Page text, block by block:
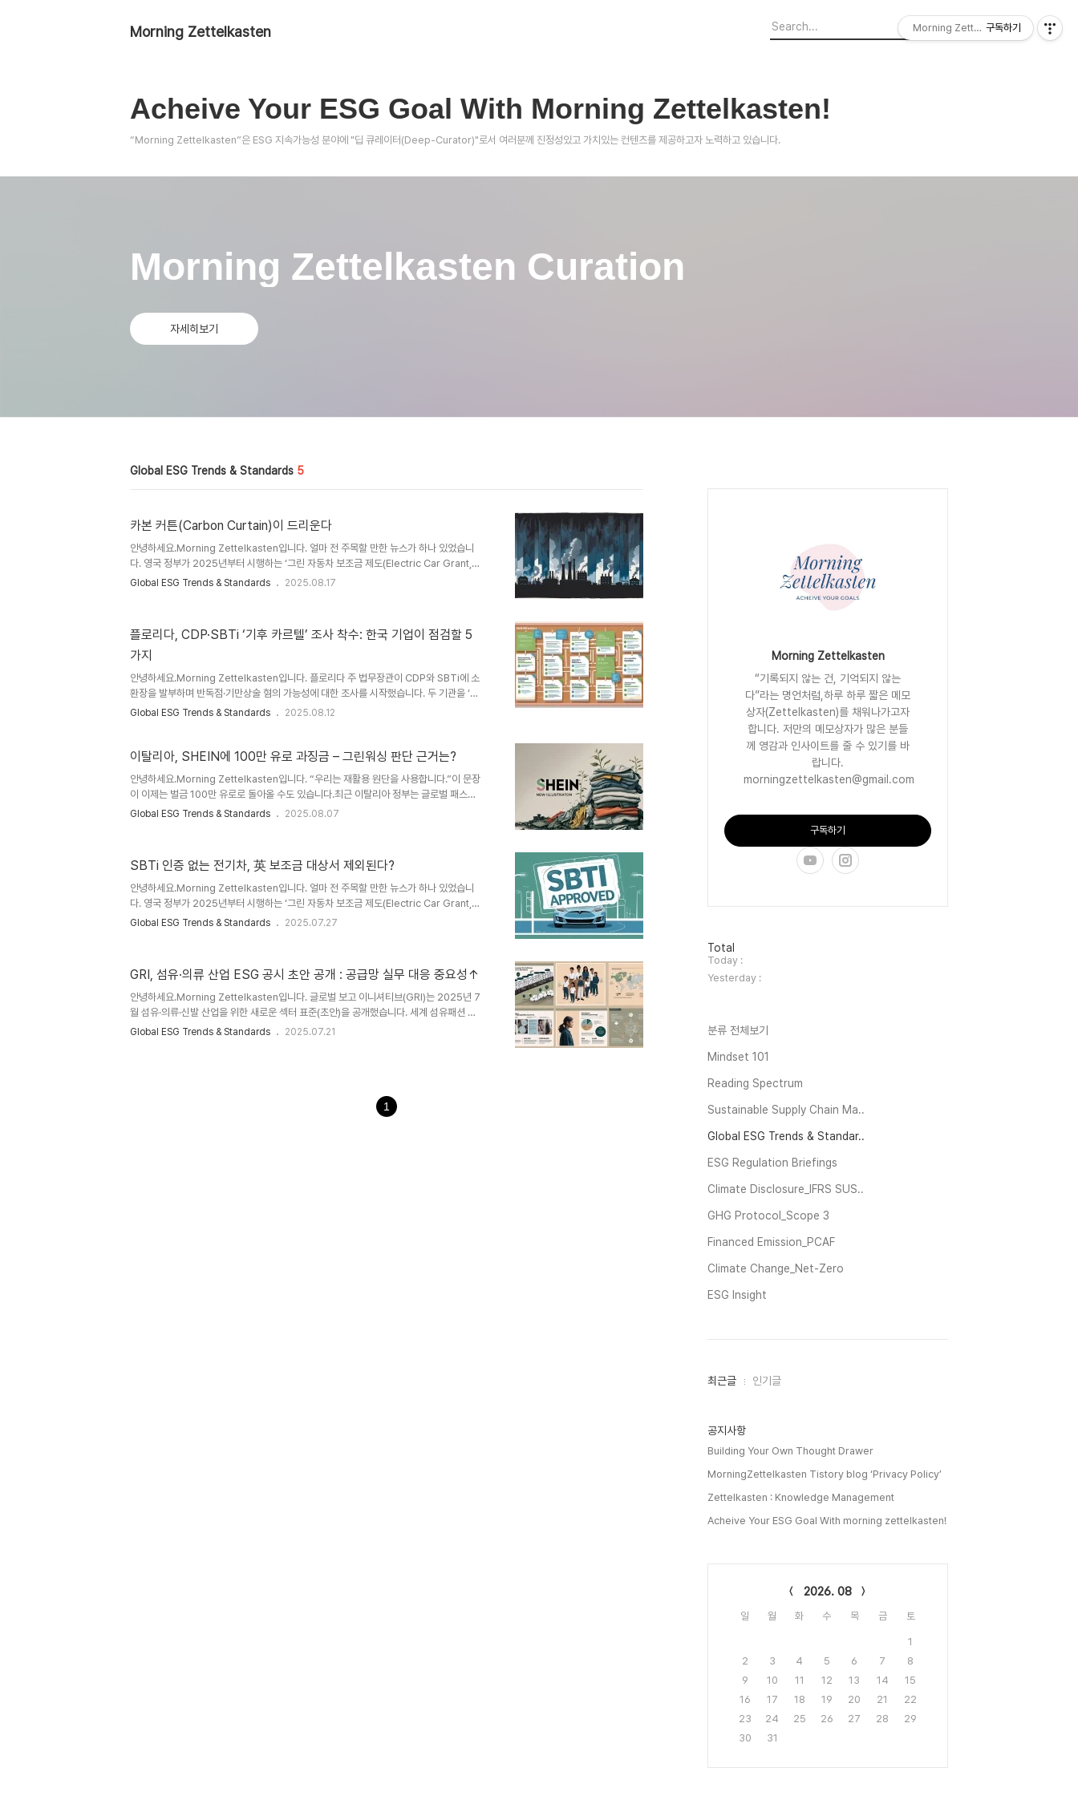
Morning Zettelkasten
Acheive Your ESG Goal With Morning Zettelkasten!
“Morning Zettelkasten”은 ESG 지속가능성 분야에 "딥 큐레이터(Deep-Curator)"로서 여러분께 진정성있고 가치있는 컨텐츠를 제공하고자 노력하고 있습니다.
Morning Zettelkasten Curation
자세히보기
Global ESG Trends & Standards 5
카본 커튼(Carbon Curtain)이 드리운다
안녕하세요.Morning Zettelkasten입니다. 얼마 전 주목할 만한 뉴스가 하나 있었습니
다. 영국 정부가 2025년부터 시행하는 ‘그린 자동차 보조금 제도(Electric Car Grant,
ECG)’에서 SBTi 승인을 받지 않은 기업은 보조금을 줄 수 없다고 못 박았다는 소식이었
Mechanism). 유럽은 “우리 시장에 들어오려면, 너희 제품이 배출한 탄소만큼의 비용을
똑바로 지불하라”고 요구합니다. 저는 이 장..
Global ESG Trends & Standards 2025.08.17
플로리다, CDP·SBTi ‘기후 카르텔’ 조사 착수: 한국 기업이 점검할 5
가지
안녕하세요.Morning Zettelkasten입니다. 플로리다 주 법무장관이 CDP와 SBTi에 소
환장을 발부하며 반독점·기만상술 혐의 가능성에 대한 조사를 시작했습니다. 두 기관을 ‘기
후 카르텔(Climate Cartel)’로 지칭한 점이 눈에 띕니다.무엇이 일어났나 (팩트 체크)7월
는지, ② 점수·검증의 객관성을 오도했는지, ③ 금융기관과의 공동행위가 반독점 위반에 해
보도. 기사 내에서 SBTi의 설립 배경(20..
Global ESG Trends & Standards 2025.08.12
이탈리아, SHEIN에 100만 유로 과징금 – 그린워싱 판단 근거는?
안녕하세요.Morning Zettelkasten입니다. “우리는 재활용 원단을 사용합니다.”이 문장
이 이제는 벌금 100만 유로로 돌아올 수도 있습니다.최근 이탈리아 정부는 글로벌 패스트
패션 브랜드 SHEIN에 대해 ‘그린워싱’ 혐의로 100만 유로 벌금을 부과했습니다.표면적으
문입니다. 이제 ESG 커뮤니케이션도 ‘진실성’이 생존 전략입니다.이 글에서는✔️ 이번 이슈
의 핵심 쟁점✔️ 왜 그린워싱이 문제인지✔️ 국내 기업들에게 어떤 시사점을..
Global ESG Trends & Standards 2025.08.07
SBTi 인증 없는 전기차, 英 보조금 대상서 제외된다?
안녕하세요.Morning Zettelkasten입니다. 얼마 전 주목할 만한 뉴스가 하나 있었습니
다. 영국 정부가 2025년부터 시행하는 ‘그린 자동차 보조금 제도(Electric Car Grant,
ECG)’에서, SBTi 승인을 받지 않은 기업은 보조금을 받을 수 없도록 했다는 내용이었습니
며, 탄소중립 목표 달성을 위한 노력의 일환입니다. 또한, 보조금 지급 조건으로 과학 기반
감축 목표 이니셔티브(SBTi) 승인을 요구하고 있어, 국내..
Global ESG Trends & Standards 2025.07.27
GRI, 섬유·의류 산업 ESG 공시 초안 공개 : 공급망 실무 대응 중요성↑
안녕하세요.Morning Zettelkasten입니다. 글로벌 보고 이니셔티브(GRI)는 2025년 7
월 섬유·의류·신발 산업을 위한 새로운 섹터 표준(초안)을 공개했습니다. 세계 섬유패션 공
급망은 복잡·분산되어 있어 노동인권, 환경오염, 탄소배출 등 다양한 부정적 영향이 존재합
적이며, 지금부터 2025년 9월 28일까지 글로벌 의견수렴을 거쳐 최종안..
Global ESG Trends & Standards 2025.07.21
1
Morning Zettelkasten
“기록되지 않는 건, 기억되지 않는
다”라는 명언처럼,하루 하루 짧은 메모
상자(Zettelkasten)를 채워나가고자
합니다. 저만의 메모상자가 많은 분들
께 영감과 인사이트를 줄 수 있기를 바
랍니다.
morningzettelkasten@gmail.com
구독하기
방
문
자
수
Total
Today :
Yesterday :
분류 전체보기
Mindset 101
Reading Spectrum
Sustainable Supply Chain Ma..
Global ESG Trends & Standar..
ESG Regulation Briefings
Climate Disclosure_IFRS SUS..
GHG Protocol_Scope 3
Financed Emission_PCAF
Climate Change_Net-Zero
ESG Insight
최
인
글
최근글 인기글
공지사항
Building Your Own Thought Drawer
MorningZettelkasten Tistory blog ‘Privacy Policy’
Zettelkasten : Knowledge Management
Acheive Your ESG Goal With morning zettelkasten!
2026. 08
일 월 화 수 목 금 토
1
2
3 4 5 6 7
8
9
10 11 12 13 14
15
16
17 18 19 20 21
22
23
24 25 26 27 28
29
30
31
Morning Zettelkasten
구독하기